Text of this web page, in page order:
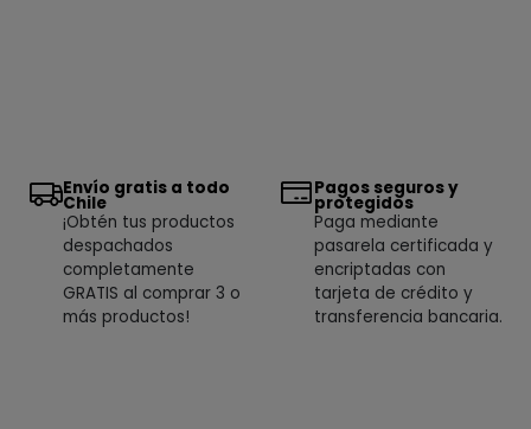
Envío gratis a todo
Chile
¡Obtén tus productos
despachados
completamente
GRATIS al comprar 3 o
más productos!
Pagos seguros y
protegidos
Paga mediante
pasarela certificada y
encriptadas con
tarjeta de crédito y
transferencia bancaria.